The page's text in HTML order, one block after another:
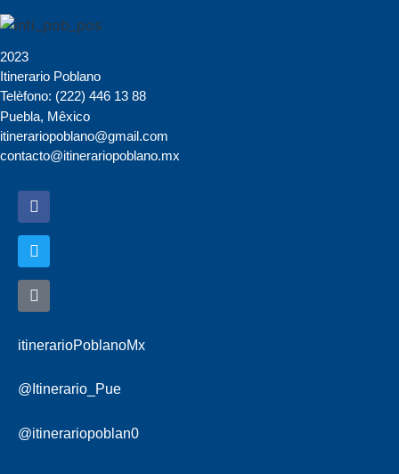
2023
Itinerario Poblano
Telèfono: (222) 446 13 88
Puebla, Mêxico
itinerariopoblano@gmail.com
contacto@itinerariopoblano.mx
itinerarioPoblanoMx
@Itinerario_Pue
@itinerariopoblan0